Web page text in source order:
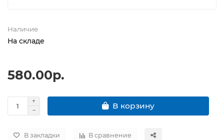
Наличие
На складе
580.00р.
В корзину
В закладки В сравнение